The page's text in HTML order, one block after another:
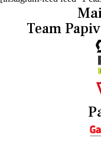
Team